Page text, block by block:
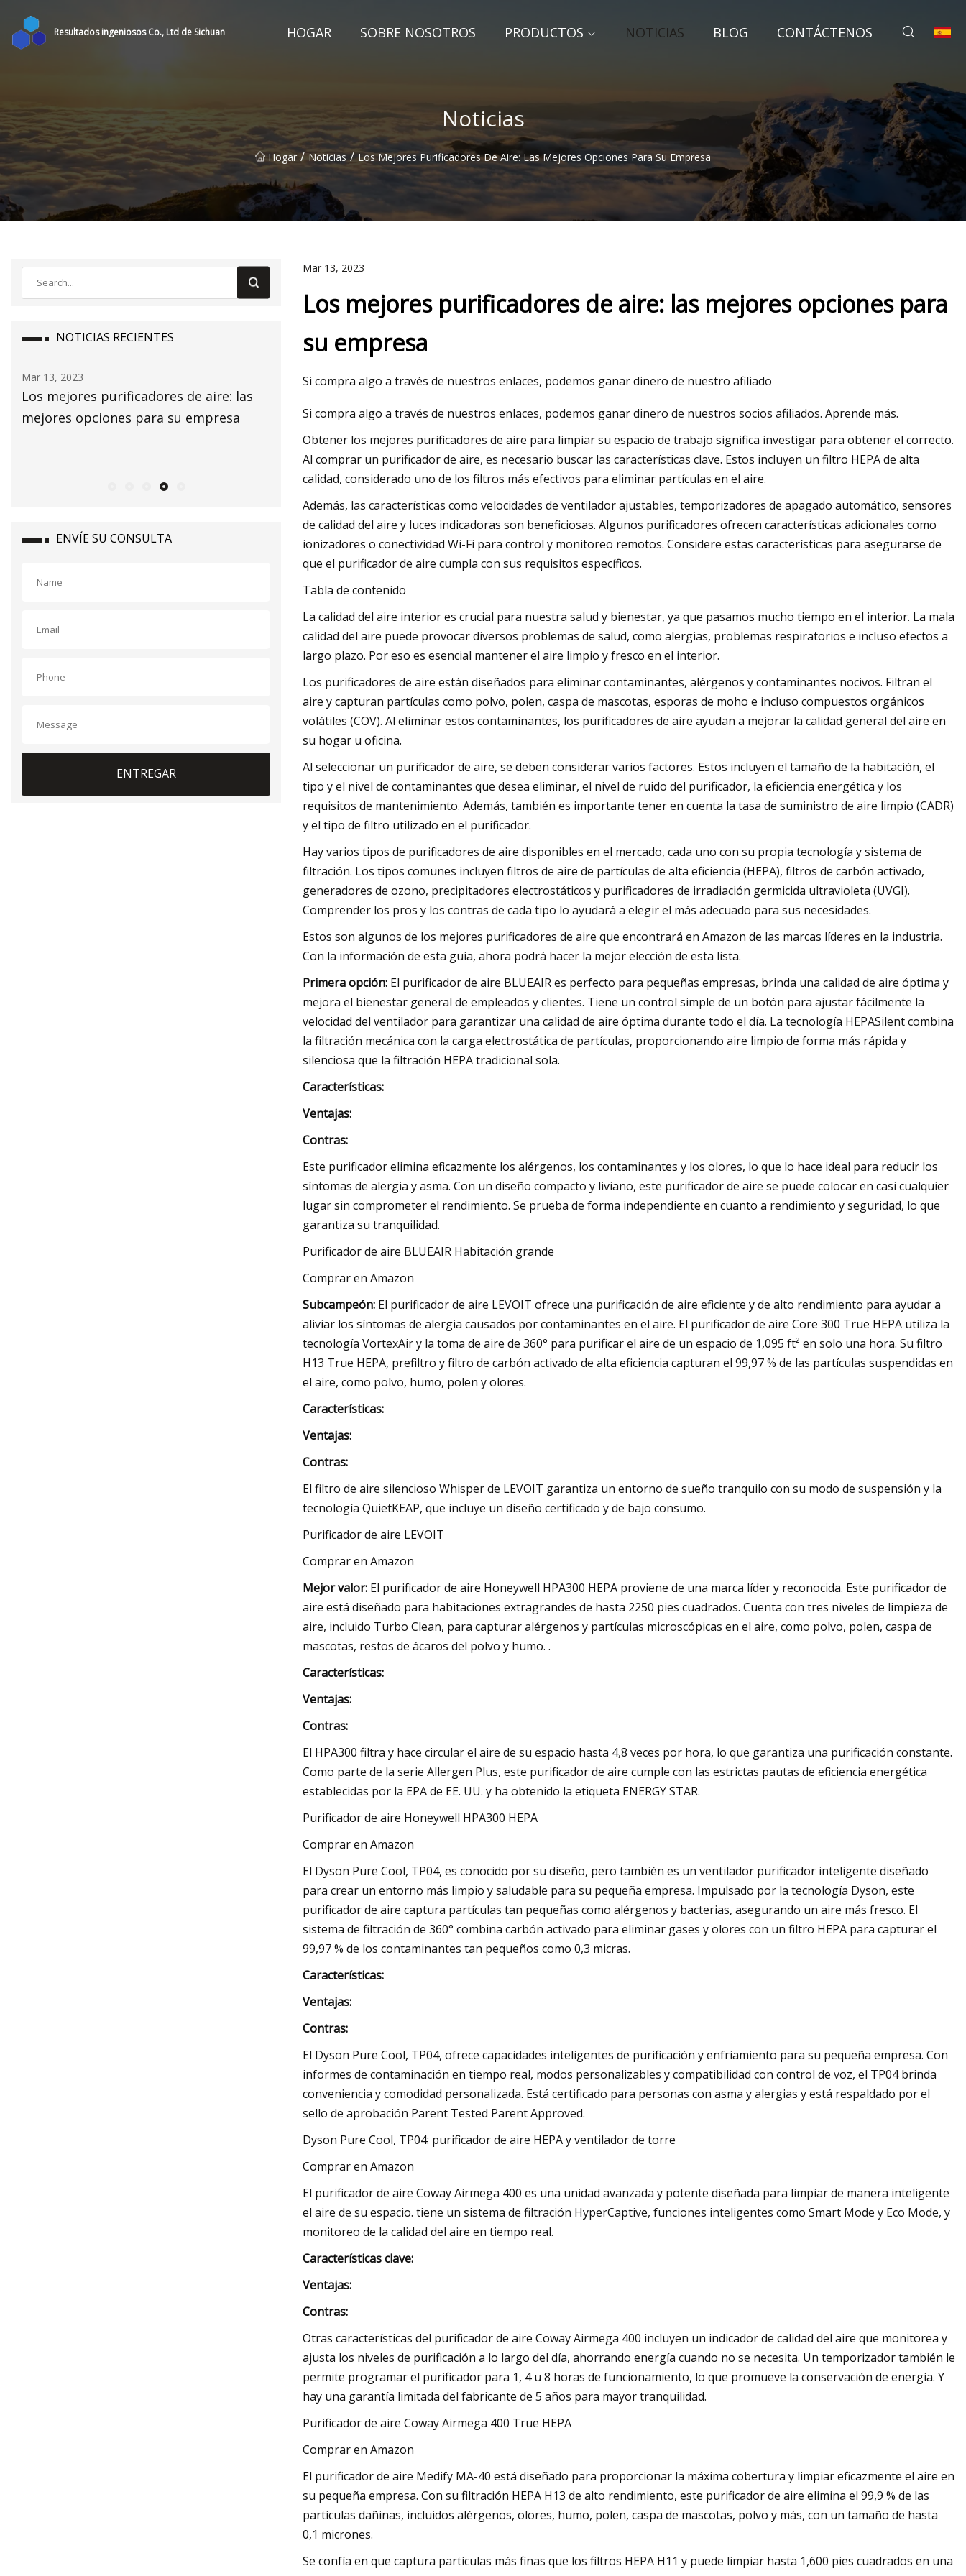
Resultados ingeniosos Co., Ltd de Sichuan HOGAR SOBRE NOSOTROS PRODUCTOS NOTICIAS BLOG CONTÁCTENOS
Noticias
Hogar / Noticias / Los Mejores Purificadores De Aire: Las Mejores Opciones Para Su Empresa
NOTICIAS RECIENTES
Mar 15, 2023
Un purificador de aire de bricolaje que
cuesta menos de $ 100 está arrasando
Mar 07, 2023
de aire gratis, aquí le mostramos cómo
obtener uno
ENVÍE SU CONSULTA
ENTREGAR
Mar 13, 2023
Los mejores purificadores de aire: las mejores opciones para
su empresa
Si compra algo a través de nuestros enlaces, podemos ganar dinero de nuestro afiliado
Si compra algo a través de nuestros enlaces, podemos ganar dinero de nuestros socios afiliados. Aprende más.
Obtener los mejores purificadores de aire para limpiar su espacio de trabajo significa investigar para obtener el correcto.
Al comprar un purificador de aire, es necesario buscar las características clave. Estos incluyen un filtro HEPA de alta
calidad, considerado uno de los filtros más efectivos para eliminar partículas en el aire.
Además, las características como velocidades de ventilador ajustables, temporizadores de apagado automático, sensores
de calidad del aire y luces indicadoras son beneficiosas. Algunos purificadores ofrecen características adicionales como
ionizadores o conectividad Wi-Fi para control y monitoreo remotos. Considere estas características para asegurarse de
que el purificador de aire cumpla con sus requisitos específicos.
Tabla de contenido
La calidad del aire interior es crucial para nuestra salud y bienestar, ya que pasamos mucho tiempo en el interior. La mala
calidad del aire puede provocar diversos problemas de salud, como alergias, problemas respiratorios e incluso efectos a
largo plazo. Por eso es esencial mantener el aire limpio y fresco en el interior.
Los purificadores de aire están diseñados para eliminar contaminantes, alérgenos y contaminantes nocivos. Filtran el
aire y capturan partículas como polvo, polen, caspa de mascotas, esporas de moho e incluso compuestos orgánicos
volátiles (COV). Al eliminar estos contaminantes, los purificadores de aire ayudan a mejorar la calidad general del aire en
su hogar u oficina.
Al seleccionar un purificador de aire, se deben considerar varios factores. Estos incluyen el tamaño de la habitación, el
tipo y el nivel de contaminantes que desea eliminar, el nivel de ruido del purificador, la eficiencia energética y los
requisitos de mantenimiento. Además, también es importante tener en cuenta la tasa de suministro de aire limpio (CADR)
y el tipo de filtro utilizado en el purificador.
Hay varios tipos de purificadores de aire disponibles en el mercado, cada uno con su propia tecnología y sistema de
filtración. Los tipos comunes incluyen filtros de aire de partículas de alta eficiencia (HEPA), filtros de carbón activado,
generadores de ozono, precipitadores electrostáticos y purificadores de irradiación germicida ultravioleta (UVGI).
Comprender los pros y los contras de cada tipo lo ayudará a elegir el más adecuado para sus necesidades.
Estos son algunos de los mejores purificadores de aire que encontrará en Amazon de las marcas líderes en la industria.
Con la información de esta guía, ahora podrá hacer la mejor elección de esta lista.
Primera opción: El purificador de aire BLUEAIR es perfecto para pequeñas empresas, brinda una calidad de aire óptima y
mejora el bienestar general de empleados y clientes. Tiene un control simple de un botón para ajustar fácilmente la
velocidad del ventilador para garantizar una calidad de aire óptima durante todo el día. La tecnología HEPASilent combina
la filtración mecánica con la carga electrostática de partículas, proporcionando aire limpio de forma más rápida y
silenciosa que la filtración HEPA tradicional sola.
Características:
Ventajas:
Contras:
Este purificador elimina eficazmente los alérgenos, los contaminantes y los olores, lo que lo hace ideal para reducir los
síntomas de alergia y asma. Con un diseño compacto y liviano, este purificador de aire se puede colocar en casi cualquier
lugar sin comprometer el rendimiento. Se prueba de forma independiente en cuanto a rendimiento y seguridad, lo que
garantiza su tranquilidad.
Purificador de aire BLUEAIR Habitación grande
Comprar en Amazon
Subcampeón: El purificador de aire LEVOIT ofrece una purificación de aire eficiente y de alto rendimiento para ayudar a
aliviar los síntomas de alergia causados ​​por contaminantes en el aire. El purificador de aire Core 300 True HEPA utiliza la
tecnología VortexAir y la toma de aire de 360° para purificar el aire de un espacio de 1,095 ft² en solo una hora. Su filtro
H13 True HEPA, prefiltro y filtro de carbón activado de alta eficiencia capturan el 99,97 % de las partículas suspendidas en
el aire, como polvo, humo, polen y olores.
Características:
Ventajas:
Contras:
El filtro de aire silencioso Whisper de LEVOIT garantiza un entorno de sueño tranquilo con su modo de suspensión y la
tecnología QuietKEAP, que incluye un diseño certificado y de bajo consumo.
Purificador de aire LEVOIT
Comprar en Amazon
Mejor valor: El purificador de aire Honeywell HPA300 HEPA proviene de una marca líder y reconocida. Este purificador de
aire está diseñado para habitaciones extragrandes de hasta 2250 pies cuadrados. Cuenta con tres niveles de limpieza de
aire, incluido Turbo Clean, para capturar alérgenos y partículas microscópicas en el aire, como polvo, polen, caspa de
mascotas, restos de ácaros del polvo y humo. .
Características:
Ventajas:
Contras:
El HPA300 filtra y hace circular el aire de su espacio hasta 4,8 veces por hora, lo que garantiza una purificación constante.
Como parte de la serie Allergen Plus, este purificador de aire cumple con las estrictas pautas de eficiencia energética
establecidas por la EPA de EE. UU. y ha obtenido la etiqueta ENERGY STAR.
Purificador de aire Honeywell HPA300 HEPA
Comprar en Amazon
El Dyson Pure Cool, TP04, es conocido por su diseño, pero también es un ventilador purificador inteligente diseñado
para crear un entorno más limpio y saludable para su pequeña empresa. Impulsado por la tecnología Dyson, este
purificador de aire captura partículas tan pequeñas como alérgenos y bacterias, asegurando un aire más fresco. El
sistema de filtración de 360° combina carbón activado para eliminar gases y olores con un filtro HEPA para capturar el
99,97 % de los contaminantes tan pequeños como 0,3 micras.
Características:
Ventajas:
Contras:
El Dyson Pure Cool, TP04, ofrece capacidades inteligentes de purificación y enfriamiento para su pequeña empresa. Con
informes de contaminación en tiempo real, modos personalizables y compatibilidad con control de voz, el TP04 brinda
conveniencia y comodidad personalizada. Está certificado para personas con asma y alergias y está respaldado por el
sello de aprobación Parent Tested Parent Approved.
Dyson Pure Cool, TP04: purificador de aire HEPA y ventilador de torre
Comprar en Amazon
El purificador de aire Coway Airmega 400 es una unidad avanzada y potente diseñada para limpiar de manera inteligente
el aire de su espacio. tiene un sistema de filtración HyperCaptive, funciones inteligentes como Smart Mode y Eco Mode, y
monitoreo de la calidad del aire en tiempo real.
Características clave:
Ventajas:
Contras:
Otras características del purificador de aire Coway Airmega 400 incluyen un indicador de calidad del aire que monitorea y
ajusta los niveles de purificación a lo largo del día, ahorrando energía cuando no se necesita. Un temporizador también le
permite programar el purificador para 1, 4 u 8 horas de funcionamiento, lo que promueve la conservación de energía. Y
hay una garantía limitada del fabricante de 5 años para mayor tranquilidad.
Purificador de aire Coway Airmega 400 True HEPA
Comprar en Amazon
El purificador de aire Medify MA-40 está diseñado para proporcionar la máxima cobertura y limpiar eficazmente el aire en
su pequeña empresa. Con su filtración HEPA H13 de alto rendimiento, este purificador de aire elimina el 99,9 % de las
partículas dañinas, incluidos alérgenos, olores, humo, polen, caspa de mascotas, polvo y más, con un tamaño de hasta
0,1 micrones.
Se confía en que captura partículas más finas que los filtros HEPA H11 y puede limpiar hasta 1,600 pies cuadrados en una